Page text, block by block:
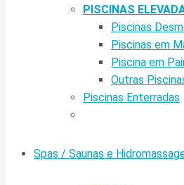
PISCINAS
Piscinas
Piscinas em
Piscina em
Outras
Piscinas Enterradas
Spas / Saunas e